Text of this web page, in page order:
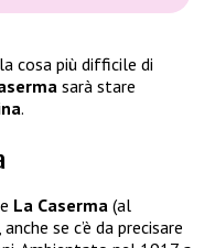
cosa più difficile di
sarà stare
.
La Caserma (al
se c’è da precisare